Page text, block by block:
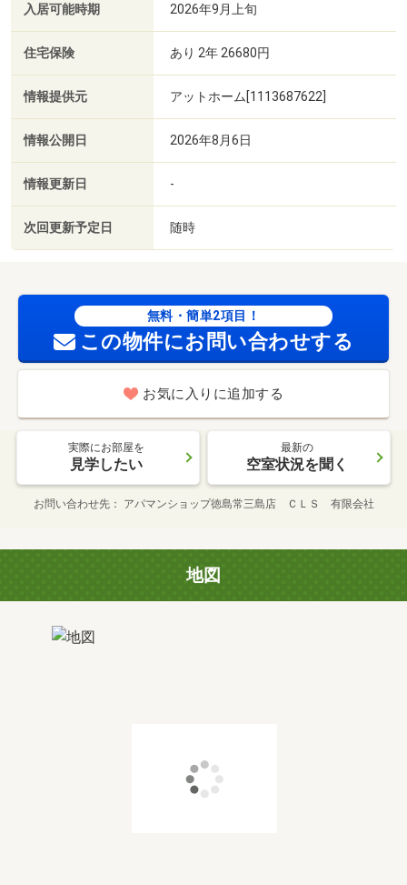
入居可能時期 2026年9月上旬
住宅保険 あり 2年 26680円
情報提供元 アットホーム[1113687622]
情報公開日 2026年8月6日
情報更新日 -
次回更新予定日 随時
無料・簡単2項目！
この物件にお問い合わせする
お気に入りに追加する
実際にお部屋を
見学したい
最新の
空室状況を聞く
お問い合わせ先 アパマンショップ徳島常三島店 ＣＬＳ 有限会社
地図